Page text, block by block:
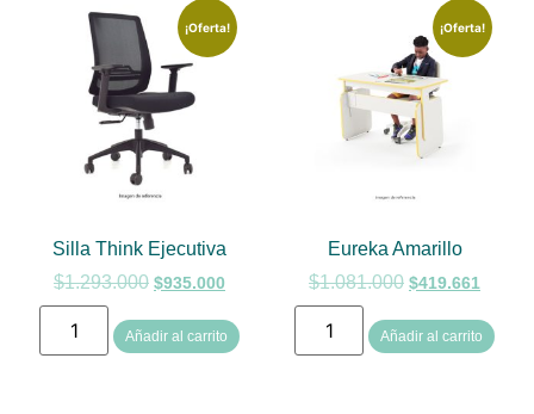
¡Oferta!
Silla Think Ejecutiva
$1.293.000 $935.000
Añadir al carrito
¡Oferta!
Eureka Amarillo
$1.081.000 $419.661
Añadir al carrito